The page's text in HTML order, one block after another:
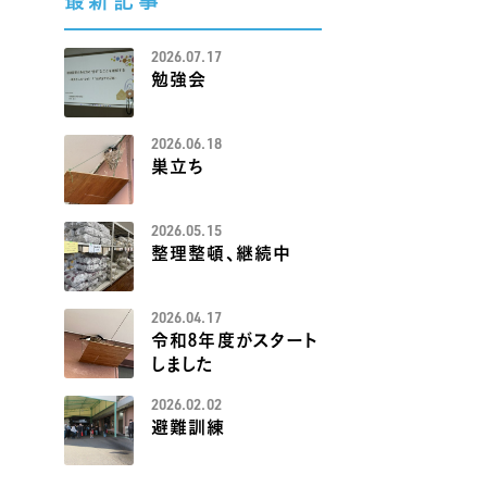
2026.07.17
勉強会
2026.06.18
巣立ち
2026.05.15
整理整頓、継続中
2026.04.17
令和8年度がスタート
しました
2026.02.02
避難訓練